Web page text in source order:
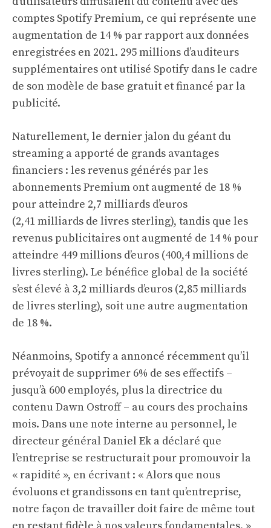
comptes Spotify Premium, ce qui représente une
augmentation de 14 % par rapport aux données
enregistrées en 2021. 295 millions d’auditeurs
supplémentaires ont utilisé Spotify dans le cadre
de son modèle de base gratuit et financé par la
publicité.
Naturellement, le dernier jalon du géant du
streaming a apporté de grands avantages
financiers : les revenus générés par les
abonnements Premium ont augmenté de 18 %
pour atteindre 2,7 milliards d’euros
(2,41 milliards de livres sterling), tandis que les
revenus publicitaires ont augmenté de 14 % pour
atteindre 449 millions d’euros (400,4 millions de
livres sterling). Le bénéfice global de la société
s’est élevé à 3,2 milliards d’euros (2,85 milliards
de livres sterling), soit une autre augmentation
de 18 %.
Néanmoins, Spotify a annoncé récemment qu’il
prévoyait de supprimer 6% de ses effectifs –
jusqu’à 600 employés, plus la directrice du
contenu Dawn Ostroff – au cours des prochains
mois. Dans une note interne au personnel, le
directeur général Daniel Ek a déclaré que
l’entreprise se restructurait pour promouvoir la
« rapidité », en écrivant : « Alors que nous
évoluons et grandissons en tant qu’entreprise,
notre façon de travailler doit faire de même tout